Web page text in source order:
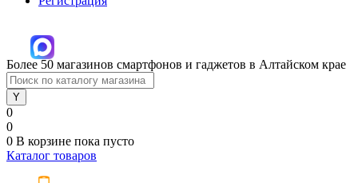
Более 50 магазинов смартфонов и гаджетов в Алтайском крае
0
0
0 В корзине пока пусто
Каталог товаров